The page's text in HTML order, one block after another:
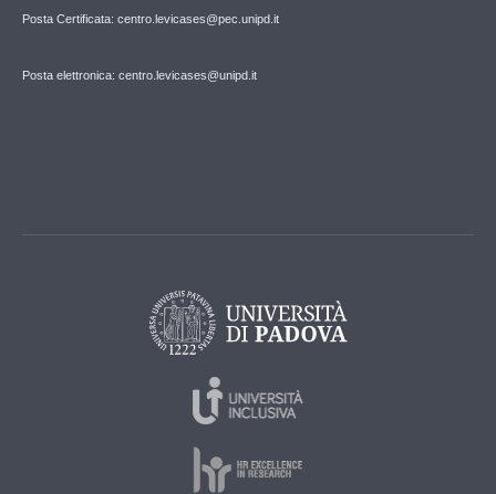
Posta Certificata: centro.levicases@pec.unipd.it
Posta elettronica: centro.levicases@unipd.it